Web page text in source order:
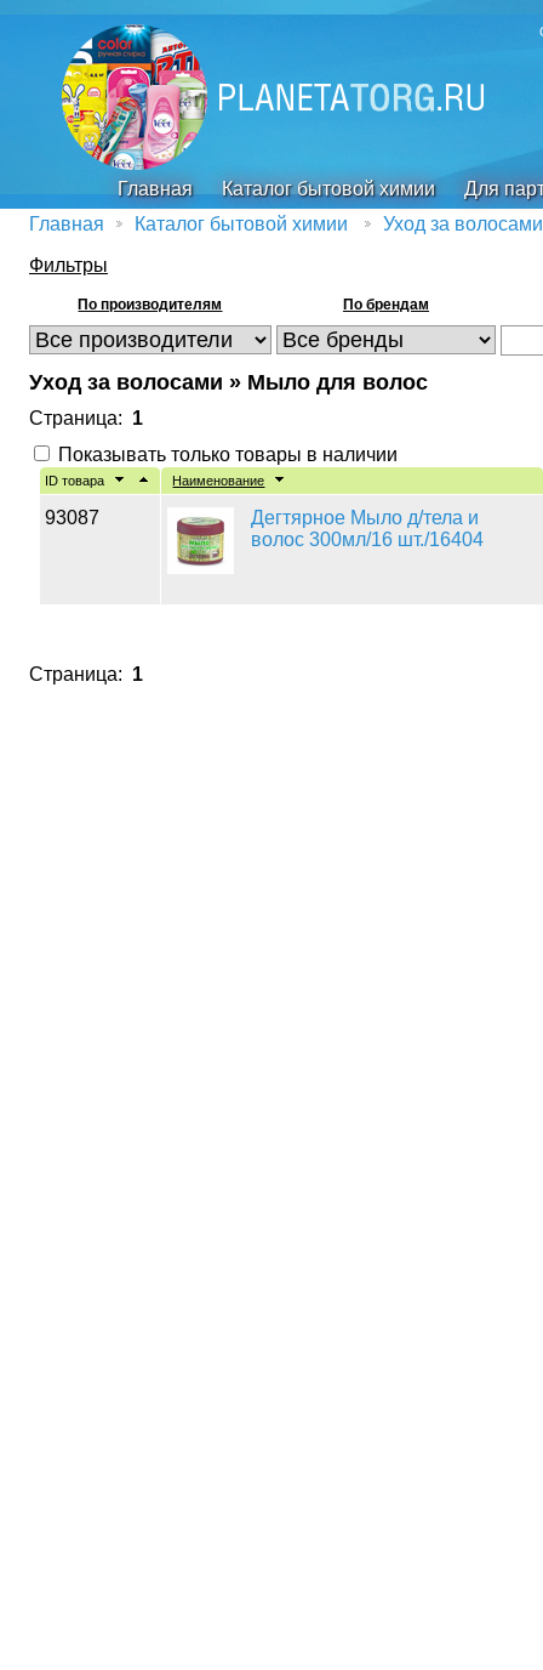
Главная Каталог бытовой химии
Для
Главная
Каталог бытовой химии
Уход за волосами
Фильтры
По производителям По брендам
Уход за волосами » Мыло для волос
Страница: 1
Показывать только товары в наличии
ID товара Наименование
93087
Дегтярное Мыло д/тела и
волос 300мл/16 шт./16404
Страница: 1